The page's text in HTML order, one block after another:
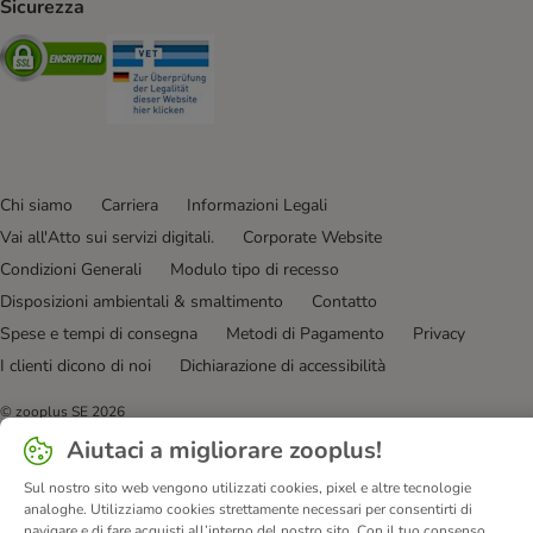
Sicurezza
Security
Chi siamo Carriera
Informazioni Legali
Vai all'Atto sui servizi digitali.
Corporate Website
Condizioni Generali
Modulo tipo di recesso
Disposizioni ambientali & smaltimento
Contatto
Spese e tempi di consegna
Metodi di Pagamento
Privacy
I clienti dicono di noi
Dichiarazione di accessibilità
© zooplus SE 2026
Aiutaci a migliorare zooplus!
Sul nostro sito web vengono utilizzati cookies, pixel e altre tecnologie
analoghe. Utilizziamo cookies strettamente necessari per consentirti di